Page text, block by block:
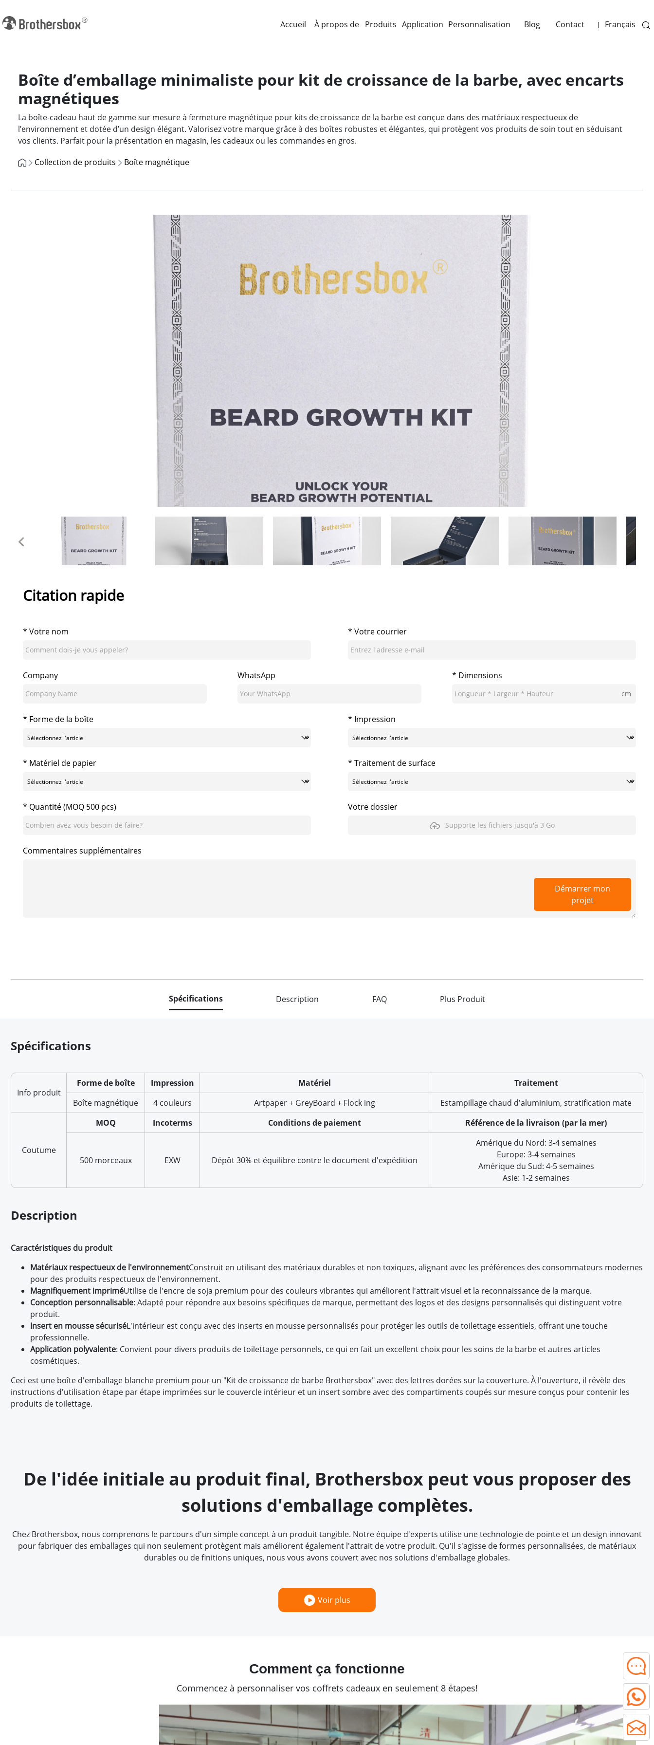
Accueil À propos de Produits Application Personnalisation Blog Contact | Français
Boîte d’emballage minimaliste pour kit de croissance de la barbe, avec encarts
magnétiques
La boîte-cadeau haut de gamme sur mesure à fermeture magnétique pour kits de croissance de la barbe est conçue dans des matériaux respectueux de
l’environnement et dotée d’un design élégant. Valorisez votre marque grâce à des boîtes robustes et élégantes, qui protègent vos produits de soin tout en séduisant
vos clients. Parfait pour la présentation en magasin, les cadeaux ou les commandes en gros.
Collection de produits
Boîte magnétique
Citation rapide
* Votre nom * Votre courrier
Company WhatsApp * Dimensions
cm
* Forme de la boîte * Impression
* Matériel de papier * Traitement de surface
* Quantité (MOQ 500 pcs) Votre dossier
Supporte les fichiers jusqu'à 3 Go
Commentaires supplémentaires
Démarrer mon
projet
Spécifications Description FAQ Plus Produit
Spécifications
Info produit
Forme de boîte Impression Matériel
Traitement
Boîte magnétique
4 couleurs Artpaper + GreyBoard + Flock ing Estampillage chaud d'aluminium, stratification mate
Coutume
MOQ Incoterms Conditions de paiement Référence de la livraison (par la mer)
500 morceaux EXW Dépôt 30% et équilibre contre le document d'expédition
Amérique du Nord: 3-4 semaines
Europe: 3-4 semaines
Amérique du Sud: 4-5 semaines
Asie: 1-2 semaines
Description
Caractéristiques du produit
Matériaux respectueux de l'environnementConstruit en utilisant des matériaux durables et non toxiques, alignant avec les préférences des consommateurs modernes
pour des produits respectueux de l'environnement.
Magnifiquement impriméUtilise de l'encre de soja premium pour des couleurs vibrantes qui améliorent l'attrait visuel et la reconnaissance de la marque.
Conception personnalisable: Adapté pour répondre aux besoins spécifiques de marque, permettant des logos et des designs personnalisés qui distinguent votre
produit.
Insert en mousse sécuriséL'intérieur est conçu avec des inserts en mousse personnalisés pour protéger les outils de toilettage essentiels, offrant une touche
professionnelle.
Application polyvalente: Convient pour divers produits de toilettage personnels, ce qui en fait un excellent choix pour les soins de la barbe et autres articles
cosmétiques.
Ceci est une boîte d'emballage blanche premium pour un "Kit de croissance de barbe Brothersbox" avec des lettres dorées sur la couverture. À l'ouverture, il révèle des
instructions d'utilisation étape par étape imprimées sur le couvercle intérieur et un insert sombre avec des compartiments coupés sur mesure conçus pour contenir les
produits de toilettage.
De l'idée initiale au produit final, Brothersbox peut vous proposer des
solutions d'emballage complètes.
Chez Brothersbox, nous comprenons le parcours d'un simple concept à un produit tangible. Notre équipe d'experts utilise une technologie de pointe et un design innovant
pour fabriquer des emballages qui non seulement protègent mais améliorent également l'attrait de votre produit. Qu'il s'agisse de formes personnalisées, de matériaux
durables ou de finitions uniques, nous vous avons couvert avec nos solutions d'emballage globales.
Voir plus
Comment ça fonctionne
Commencez à personnaliser vos coffrets cadeaux en seulement 8 étapes!